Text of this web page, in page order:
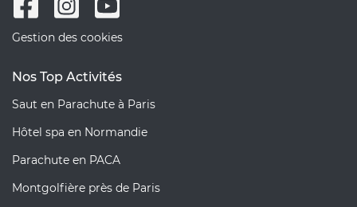
Gestion des cookies
Nos Top Activités
Saut en Parachute à Paris
Hôtel spa en Normandie
Parachute en PACA
Montgolfière près de Paris